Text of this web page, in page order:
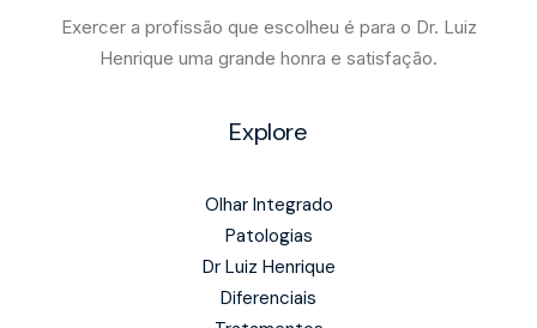
Exercer a profissão que escolheu é para o Dr. Luiz
Henrique uma grande honra e satisfação.
Explore
Olhar Integrado
Patologias
Dr Luiz Henrique
Diferenciais